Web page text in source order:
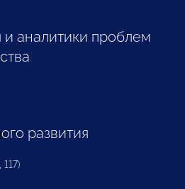
и аналитики проблем
развития